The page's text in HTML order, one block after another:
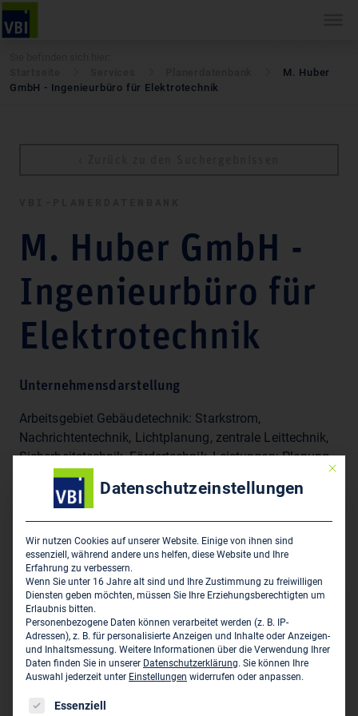
M. Huber
GmbH - Ingenieurbüro für Elektrotechnik
M. Huber GmbH -
Ingenieurbüro für
Elektrotechnik
Unternehmensdarstellung
Arbeitsgebiet Gebäudetechnik: Starkstrom,
Nachrichtentechnik, Lichtplanung, zentrale Leittechnik,
Sicherheitstechnik, Fördertechnik, Leistungen: Planung
und Technologieauswahl, Bauleitung,
Projektabwicklung, Kosten- und Terminkontrolle,
Zertifizierung nach DIN 14675, Zertifiziertes
Qualitätsmanagementsystem nach DIN ISO 9001
Hauptsitz des Unternehmens
M. Huber GmbH - Ingenieurbüro für Elektrotechnik
Bahnhofstr. 172
D-83346 Bergen
Mit
Datenschutzeinstellungen
Wir nutzen Cookies auf unserer Website. Einige von ihnen sind
essenziell, während andere uns helfen, diese Website und Ihre
Erfahrung zu verbessern.
Wenn Sie unter 16 Jahre alt sind und Ihre Zustimmung zu freiwilligen
Diensten geben möchten, müssen Sie Ihre Erziehungsberechtigten um
Erlaubnis bitten.
Personenbezogene Daten können verarbeitet werden (z. B. IP-
Adressen), z. B. für personalisierte Anzeigen und Inhalte oder Anzeigen-
und Inhaltsmessung. Weitere Informationen über die Verwendung Ihrer
Daten finden Sie in unserer Datenschutzerklärung. Sie können Ihre
Auswahl jederzeit unter Einstellungen widerrufen oder anpassen.
Es folgt eine Liste der Service-Gruppen, für die eine
Essenziell